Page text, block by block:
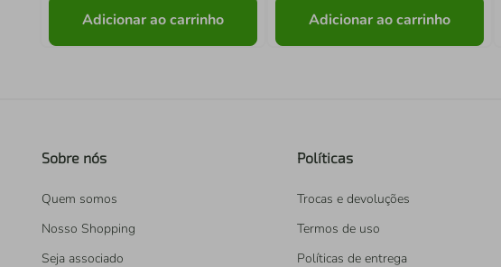
Adicionar ao carrinho Adicionar ao carrinho
Sobre nós
Quem somos
Nosso Shopping
Seja associado
Políticas
Trocas e devoluções
Termos de uso
Políticas de entrega